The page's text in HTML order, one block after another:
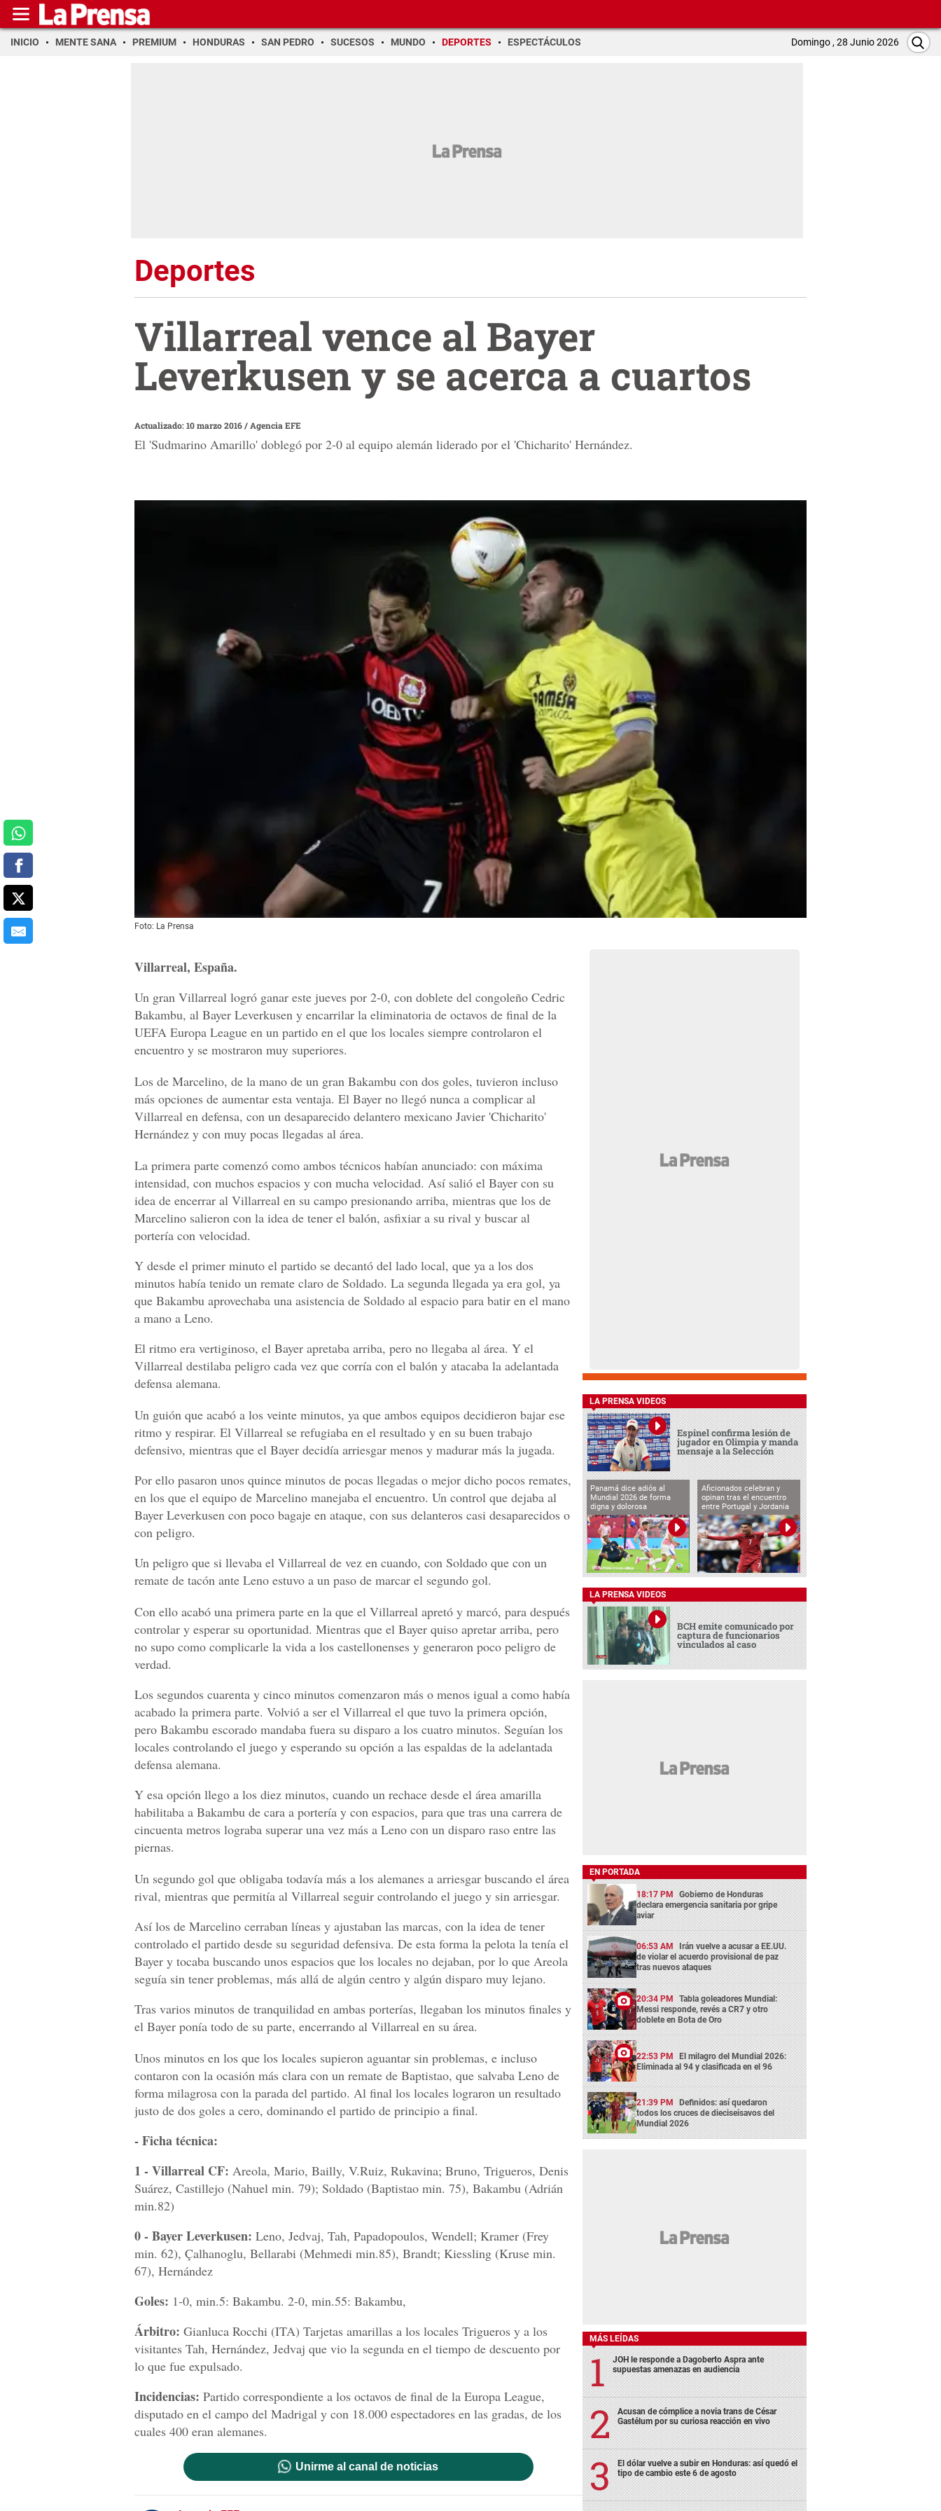
INICIO MENTE SANA PREMIUM HONDURAS SAN PEDRO SUCESOS MUNDO DEPORTES ESPECTÁCULOS Domingo , 28 Junio 2026
Deportes
Villarreal vence al Bayer
Leverkusen y se acerca a cuartos
Actualizado: 10 marzo 2016/ Agencia EFE
El 'Sudmarino Amarillo' doblegó por 2-0 al equipo alemán liderado por el 'Chicharito' Hernández.
Foto: La Prensa
Villarreal, España.
Un gran Villarreal logró ganar este jueves por 2-0, con doblete del congoleño Cedric
Bakambu, al Bayer Leverkusen y encarrilar la eliminatoria de octavos de final de la
UEFA Europa League en un partido en el que los locales siempre controlaron el
encuentro y se mostraron muy superiores.
Los de Marcelino, de la mano de un gran Bakambu con dos goles, tuvieron incluso
más opciones de aumentar esta ventaja. El Bayer no llegó nunca a complicar al
Villarreal en defensa, con un desaparecido delantero mexicano Javier 'Chicharito'
Hernández y con muy pocas llegadas al área.
La primera parte comenzó como ambos técnicos habían anunciado: con máxima
intensidad, con muchos espacios y con mucha velocidad. Así salió el Bayer con su
idea de encerrar al Villarreal en su campo presionando arriba, mientras que los de
Marcelino salieron con la idea de tener el balón, asfixiar a su rival y buscar al
portería con velocidad.
Y desde el primer minuto el partido se decantó del lado local, que ya a los dos
minutos había tenido un remate claro de Soldado. La segunda llegada ya era gol, ya
que Bakambu aprovechaba una asistencia de Soldado al espacio para batir en el mano
a mano a Leno.
El ritmo era vertiginoso, el Bayer apretaba arriba, pero no llegaba al área. Y el
Villarreal destilaba peligro cada vez que corría con el balón y atacaba la adelantada
defensa alemana.
Un guión que acabó a los veinte minutos, ya que ambos equipos decidieron bajar ese
ritmo y respirar. El Villarreal se refugiaba en el resultado y en su buen trabajo
defensivo, mientras que el Bayer decidía arriesgar menos y madurar más la jugada.
Por ello pasaron unos quince minutos de pocas llegadas o mejor dicho pocos remates,
en los que el equipo de Marcelino manejaba el encuentro. Un control que dejaba al
Bayer Leverkusen con poco bagaje en ataque, con sus delanteros casi desaparecidos o
con peligro.
Un peligro que si llevaba el Villarreal de vez en cuando, con Soldado que con un
remate de tacón ante Leno estuvo a un paso de marcar el segundo gol.
Con ello acabó una primera parte en la que el Villarreal apretó y marcó, para después
controlar y esperar su oportunidad. Mientras que el Bayer quiso apretar arriba, pero
no supo como complicarle la vida a los castellonenses y generaron poco peligro de
verdad.
Los segundos cuarenta y cinco minutos comenzaron más o menos igual a como había
acabado la primera parte. Volvió a ser el Villarreal el que tuvo la primera opción,
pero Bakambu escorado mandaba fuera su disparo a los cuatro minutos. Seguían los
locales controlando el juego y esperando su opción a las espaldas de la adelantada
defensa alemana.
Y esa opción llego a los diez minutos, cuando un rechace desde el área amarilla
habilitaba a Bakambu de cara a portería y con espacios, para que tras una carrera de
cincuenta metros lograba superar una vez más a Leno con un disparo raso entre las
piernas.
Un segundo gol que obligaba todavía más a los alemanes a arriesgar buscando el área
rival, mientras que permitía al Villarreal seguir controlando el juego y sin arriesgar.
Así los de Marcelino cerraban líneas y ajustaban las marcas, con la idea de tener
controlado el partido desde su seguridad defensiva. De esta forma la pelota la tenía el
Bayer y tocaba buscando unos espacios que los locales no dejaban, por lo que Areola
seguía sin tener problemas, más allá de algún centro y algún disparo muy lejano.
Tras varios minutos de tranquilidad en ambas porterías, llegaban los minutos finales y
el Bayer ponía todo de su parte, encerrando al Villarreal en su área.
Unos minutos en los que los locales supieron aguantar sin problemas, e incluso
contaron con la ocasión más clara con un remate de Baptistao, que salvaba Leno de
forma milagrosa con la parada del partido. Al final los locales lograron un resultado
justo de dos goles a cero, dominando el partido de principio a final.
- Ficha técnica:
1 - Villarreal CF: Areola, Mario, Bailly, V.Ruiz, Rukavina; Bruno, Trigueros, Denis
Suárez, Castillejo (Nahuel min. 79); Soldado (Baptistao min. 75), Bakambu (Adrián
min.82)
0 - Bayer Leverkusen: Leno, Jedvaj, Tah, Papadopoulos, Wendell; Kramer (Frey
min. 62), Çalhanoglu, Bellarabi (Mehmedi min.85), Brandt; Kiessling (Kruse min.
67), Hernández
Goles: 1-0, min.5: Bakambu. 2-0, min.55: Bakambu,
Árbitro: Gianluca Rocchi (ITA) Tarjetas amarillas a los locales Trigueros y a los
visitantes Tah, Hernández, Jedvaj que vio la segunda en el tiempo de descuento por
lo que fue expulsado.
Incidencias: Partido correspondiente a los octavos de final de la Europa League,
disputado en el campo del Madrigal y con 18.000 espectadores en las gradas, de los
cuales 400 eran alemanes.
Unirme al canal de noticias
LA PRENSA VIDEOS
Espinel confirma lesión de
jugador en Olimpia y manda
mensaje a la Selección
Panamá dice adiós al
Mundial 2026 de forma
digna y dolorosa
Aficionados celebran y
opinan tras el encuentro
entre Portugal y Jordania
LA PRENSA VIDEOS
BCH emite comunicado por
captura de funcionarios
vinculados al caso
EN PORTADA
18:17 PM Gobierno de Honduras
declara emergencia sanitaria por gripe
aviar
06:53 AM Irán vuelve a acusar a EE.UU.
de violar el acuerdo provisional de paz
tras nuevos ataques
20:34 PM Tabla goleadores Mundial:
Messi responde, revés a CR7 y otro
doblete en Bota de Oro
22:53 PM El milagro del Mundial 2026:
Eliminada al 94 y clasificada en el 96
21:39 PM Definidos: así quedaron
todos los cruces de dieciseisavos del
Mundial 2026
MÁS LEÍDAS
JOH le responde a Dagoberto Aspra ante
supuestas amenazas en audiencia
Acusan de cómplice a novia trans de César
Gastélum por su curiosa reacción en vivo
El dólar vuelve a subir en Honduras: así quedó el
tipo de cambio este 6 de agosto